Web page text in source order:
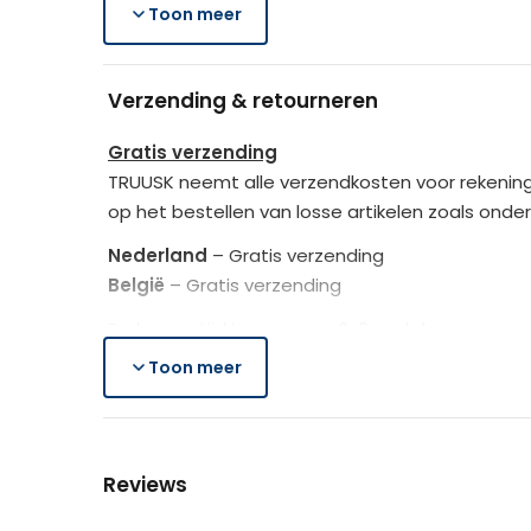
1 x Handleiding
Train op een energieke en sportieve
Rotan_kleur
Kussen_kleur
Toon meer
Verzending & retourneren
Gratis verzending
TRUUSK neemt alle verzendkosten voor
op het bestellen van losse artikelen zoals
Nederland – Gratis verzending
België – Gratis verzending
Lees hier meer..
Gratis retourneren
Je heb na de retourmelding nogmaals 14
de producten controleert TRUUSK het
Toon meer
Reviews